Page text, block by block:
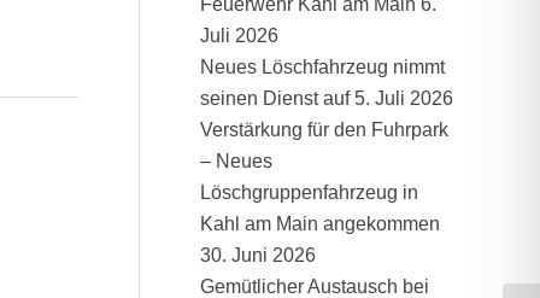
Feuerwehr Kahl am Main 6.
Juli 2026
Neues Löschfahrzeug nimmt
seinen Dienst auf 5. Juli 2026
Verstärkung für den Fuhrpark
– Neues
Löschgruppenfahrzeug in
Kahl am Main angekommen
30. Juni 2026
Gemütlicher Austausch bei